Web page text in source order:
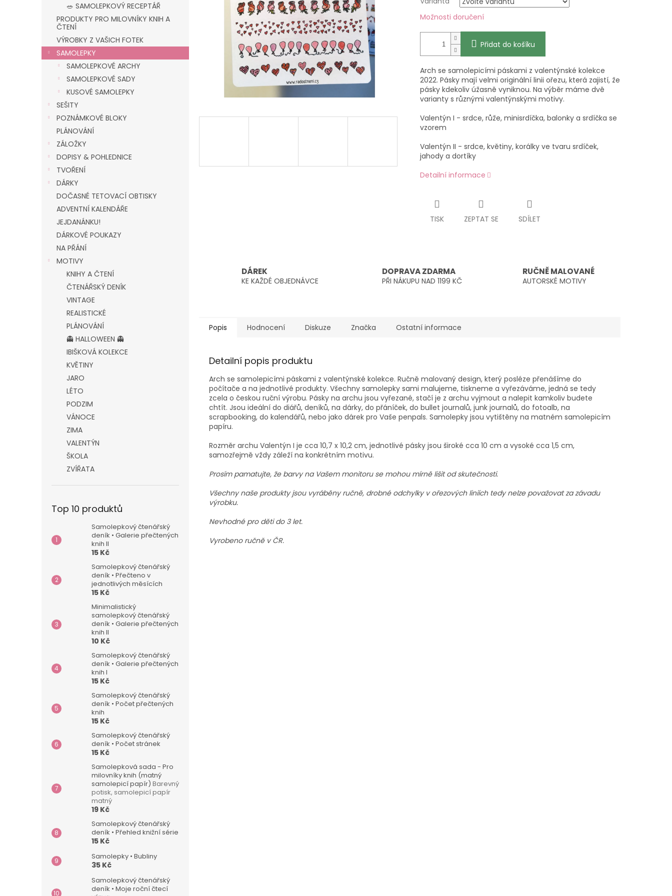
🥗 SAMOLEPKOVÝ RECEPTÁŘ
PRODUKTY PRO MILOVNÍKY KNIH A
ČTENÍ
VÝROBKY Z VAŠICH FOTEK
SAMOLEPKY
SAMOLEPKOVÉ ARCHY
SAMOLEPKOVÉ SADY
KUSOVÉ SAMOLEPKY
SEŠITY
POZNÁMKOVÉ BLOKY
PLÁNOVÁNÍ
ZÁLOŽKY
DOPISY & POHLEDNICE
TVOŘENÍ
DÁRKY
DOČASNÉ TETOVACÍ OBTISKY
ADVENTNÍ KALENDÁŘE
JEJDANÁNKU!
DÁRKOVÉ POUKAZY
NA PŘÁNÍ
MOTIVY
KNIHY A ČTENÍ
ČTENÁŘSKÝ DENÍK
VINTAGE
REALISTICKÉ
PLÁNOVÁNÍ
👻 HALLOWEEN 👻
IBIŠKOVÁ KOLEKCE
KVĚTINY
JARO
LÉTO
PODZIM
VÁNOCE
ZIMA
VALENTÝN
ŠKOLA
ZVÍŘATA
Top 10 produktů
Samolepkový čtenářský
deník • Galerie přečtených
knih II
15 Kč
Samolepkový čtenářský
deník • Přečteno v
jednotlivých měsících
15 Kč
Minimalistický
samolepkový čtenářský
deník • Galerie přečtených
knih II
10 Kč
Samolepkový čtenářský
deník • Galerie přečtených
knih I
15 Kč
Samolepkový čtenářský
deník • Počet přečtených
knih
15 Kč
Samolepkový čtenářský
deník • Počet stránek
15 Kč
Samolepková sada - Pro
milovníky knih (matný
samolepicí papír) Barevný
potisk, samolepicí papír
matný
19 Kč
Samolepkový čtenářský
deník • Přehled knižní série
15 Kč
Samolepky • Bubliny
35 Kč
Samolepkový čtenářský
deník • Moje roční čtecí
Možnosti doručení
Přidat do košíku
Arch se samolepicími páskami z valentýnské kolekce
2022. Pásky mají velmi originální linii ořezu, která zajistí, že
pásky kdekoliv úžasně vyniknou. Na výběr máme dvě
varianty s různými valentýnskými motivy.
Valentýn I - srdce, růže, minisrdíčka, balonky a srdíčka se
vzorem
Valentýn II - srdce, květiny, korálky ve tvaru srdíček,
jahody a dortíky
Detailní informace
TISK ZEPTAT SE SDÍLET
DÁREK
KE KAŽDÉ OBJEDNÁVCE
DOPRAVA ZDARMA
PŘI NÁKUPU NAD 1199 KČ
RUČNĚ MALOVANÉ
AUTORSKÉ MOTIVY
Popis Hodnocení Diskuze Značka Ostatní informace
Detailní popis produktu
Arch se samolepicími páskami z valentýnské kolekce. Ručně malovaný design, který posléze přenášíme do
počítače a na jednotlivé produkty. Všechny samolepky sami malujeme, tiskneme a vyřezáváme, jedná se tedy
zcela o českou ruční výrobu. Pásky na archu jsou vyřezané, stačí je z archu vyjmout a nalepit kamkoliv budete
chtít. Jsou ideální do diářů, deníků, na dárky, do přáníček, do bullet journalů, junk journalů, do fotoalb, na
scrapbooking, do kalendářů, nebo jako dárek pro Vaše penpals. Samolepky jsou vytištěny na matném samolepicím
papíru.
Rozměr archu Valentýn I je cca 10,7 x 10,2 cm, jednotlivé pásky jsou široké cca 10 cm a vysoké cca 1,5 cm,
samozřejmě vždy záleží na konkrétním motivu.
Prosím pamatujte, že barvy na Vašem monitoru se mohou mírně lišit od skutečnosti.
Všechny naše produkty jsou vyráběny ručně, drobné odchylky v ořezových liniích tedy nelze považovat za závadu
výrobku.
Nevhodné pro děti do 3 let.
Vyrobeno ručně v ČR.